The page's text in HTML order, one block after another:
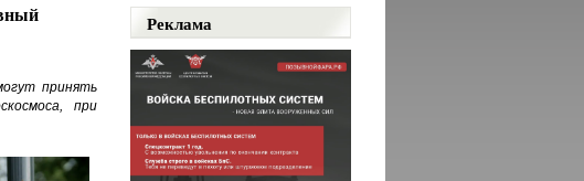
принять
при
Реклама